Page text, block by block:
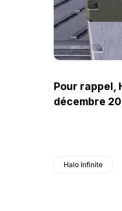
Pour rappel,
décembre
Halo Infinite